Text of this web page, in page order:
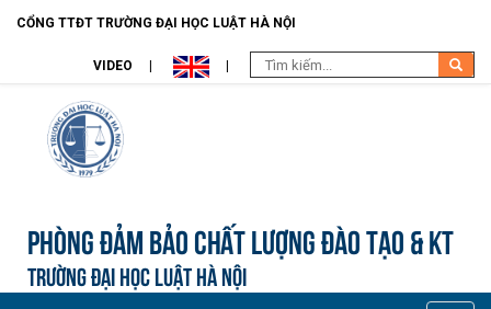
CỔNG TTĐT TRƯỜNG ĐẠI HỌC LUẬT HÀ NỘI
VIDEO
Phòng Đảm bảo chất lượng đào tạo & KT
TRƯỜNG ĐẠI HỌC LUẬT HÀ NỘI